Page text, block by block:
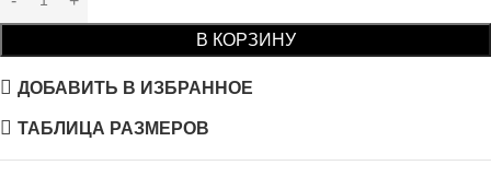
В КОРЗИНУ
ДОБАВИТЬ В ИЗБРАННОЕ
ТАБЛИЦА РАЗМЕРОВ